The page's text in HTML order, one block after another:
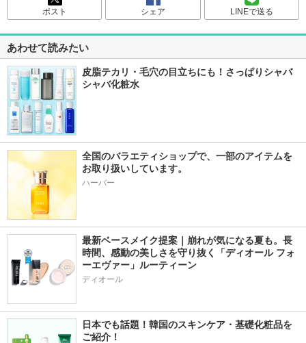
ポスト シェア LINEで送る
あわせて読みたい
皮脂テカリ・毛穴の目立ちにも！さっぱりシャバ
シャバ化粧水
全国のバラエティショップで、一部のアイテムを
お取り扱いしています。
ハーバー
最新ベースメイク提案｜崩れが気になる夏も。長
時間、感動の美しさを守り抜く「ディオール フォ
ーエヴァー」ルーティーン
ディオール
日本でも話題！韓国のスキンケア・基礎化粧品を
ご紹介！